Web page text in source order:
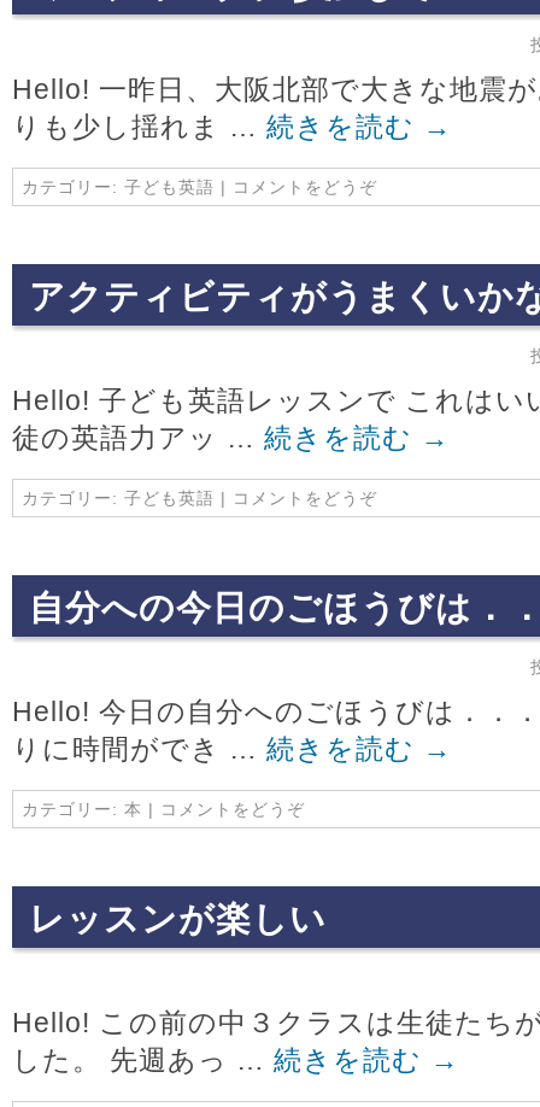
Hello! 一昨日、大阪北部で大きな地震
りも少し揺れま … 続きを読む →
カテゴリー: 子ども英語 | コメントをどうぞ
アクティビティがうまくいか
Hello! 子ども英語レッスンで これはい
徒の英語力アッ … 続きを読む →
カテゴリー: 子ども英語 | コメントをどうぞ
自分への今日のごほうびは．
Hello! 今日の自分へのごほうびは．．
りに時間ができ … 続きを読む →
カテゴリー: 本 | コメントをどうぞ
レッスンが楽しい
Hello! この前の中３クラスは生徒たち
した。 先週あっ … 続きを読む →